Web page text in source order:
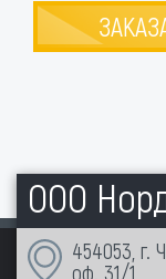
ООО
454053, г.
оф. 31/1